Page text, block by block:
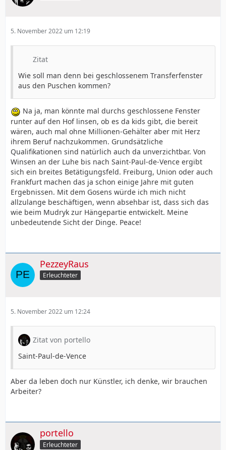
5. November 2022 um 12:19
Zitat
Wie soll man denn bei geschlossenem Transferfenster
aus den Puschen kommen?
Na ja, man könnte mal durchs geschlossene Fenster
runter auf den Hof linsen, ob es da kids gibt, die bereit
wären, auch mal ohne Millionen-Gehälter aber mit Herz
ihrem Beruf nachzukommen. Grundsätzliche
Qualifikationen sind natürlich auch da unverzichtbar. Von
Winsen an der Luhe bis nach Saint-Paul-de-Vence ergibt
sich ein breites Betätigungsfeld. Freiburg, Union oder auch
Frankfurt machen das ja schon einige Jahre mit guten
Ergebnissen. Mit dem Gosens würde ich mich nicht
allzulange beschäftigen, wenn absehbar ist, dass sich das
wie beim Mudryk zur Hängepartie entwickelt. Meine
unbedeutende Sicht der Dinge. Peace!
PezzeyRaus
Erleuchteter
5. November 2022 um 12:24
Zitat von portello
Saint-Paul-de-Vence
Aber da leben doch nur Künstler, ich denke, wir brauchen
Arbeiter?
portello
Erleuchteter